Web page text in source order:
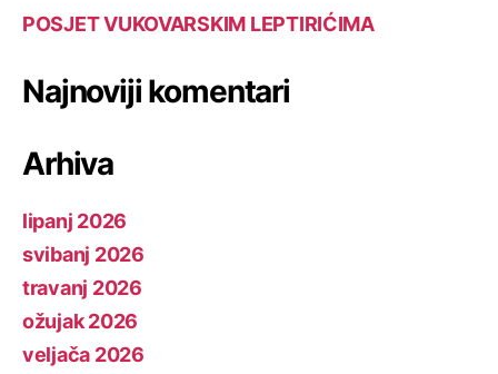
POSJET VUKOVARSKIM LEPTIRIĆIMA
Najnoviji komentari
Arhiva
lipanj 2026
svibanj 2026
travanj 2026
ožujak 2026
veljača 2026